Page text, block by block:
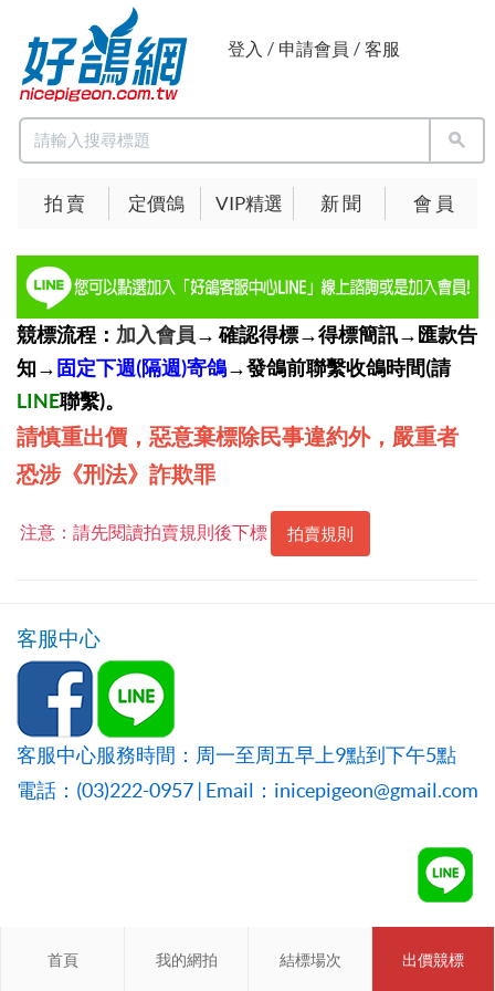
登入 / 申請會員 / 客服
拍 賣 定價鴿 VIP精選 新 聞 會 員
競標流程： 加入會員→ 確認得標→得標簡訊→匯款告
知→ 固定下週(隔週)寄鴿→發鴿前聯繫收鴿時間(請
LINE聯繫)。
請慎重出價，惡意棄標除民事違約外，嚴重者
恐涉《刑法》詐欺罪
注意：請先閱讀拍賣規則後下標 拍賣規則
首頁 我的網拍 結標場次 出價競標
客服中心
客服中心服務時間：周一至周五早上9點到下午5點
電話：(03)222-0957 | Email：inicepigeon@gmail.com
首頁 我的網拍 結標場次 會員登入